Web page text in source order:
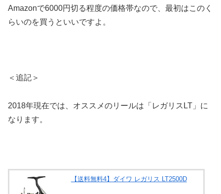
Amazonで6000円切る程度の価格帯なので、最初はこのく
らいのを買うといいですよ。
＜追記＞
2018年現在では、オススメのリールは「レガリスLT」に
なります。
【送料無料4】ダイワ レガリス LT2500D